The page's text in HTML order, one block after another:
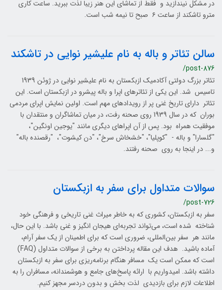
در مشکل نیندازید و فقط از تماشای این هنر زیبا لذت ببرید. ساعت کاری
مترو تاشکند از ساعت ۶ صبح تا نیمه شب است.
سالن تئاتر و باله به نام علیشیر نوایی در تاشکند
/post-876
تئاتر بزرگ دولتی آکادمیک ازبکستان به نام علیشیر نوایی در ژوئن 1939
تاسیس شد. این یکی از تئاترهای اپرا و باله پیشرو در ازبکستان است. این
تئاتر دارای تاریخ غنی پر از رویدادهای مهم است. اولین نمایش اپرای مردمی
بوران که در سال 1939 روی صحنه رفت، در میان تماشاگران و منتقدان با
موفقیت همراه بود. پس از آن اپراهای دیگری مانند "یوجین اونگین"،
"گلسارا" و باله - "کوپلیا"، "خشخاش سرخ"، "دن کیشوت"، "رقصنده باله"
و... در اینجا به روی صحنه رفتند.
سوالات متداول برای سفر به ازبکستان
/post-726
سفر به ازبکستان، کشوری که به خاطر میراث غنی تاریخی و فرهنگی خود
شناخته شده است، می‌تواند تجربه‌ای هیجان انگیز و غنی باشد. با این حال،
مانند هر سفر بین‌المللی، ضروری است که برای اطمینان از یک سفر آرام،
آماده باشید. هدف این مقاله پرداختن به برخی از سوالات متداول (FAQ)
است که ممکن است یک مسافر هنگام برنامه‌ریزی برای سفر به ازبکستان
داشته باشد. امیدواریم با ارائه پاسخ‌های جامع و هوشمندانه، مسافران را به
اطلاعات لازم برای بازدیدی لذت بخش و بدون دردسر مجهز کنیم.